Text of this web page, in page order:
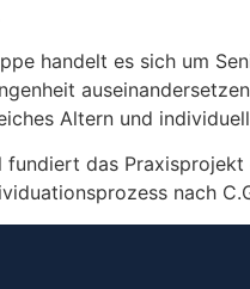
handelt es sich um
Altern und
fundiert das
nach